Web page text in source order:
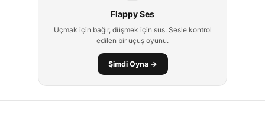
Flappy Ses
Uçmak için bağır, düşmek için sus. Sesle kontrol
edilen bir uçuş oyunu.
Şimdi Oyna →